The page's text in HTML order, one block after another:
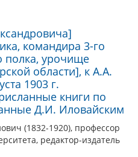
командира 3-го
полка, урочище
области], к А.А.
1903 г.
книги по
Д.И. Иловайским
(1832-1920), профессор
редактор-издатель